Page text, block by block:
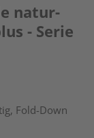
natur-
- Serie
Fold-Down